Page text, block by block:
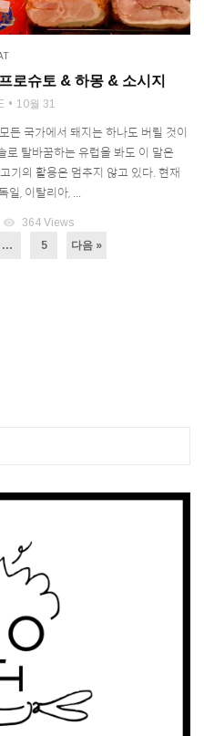
로슈토 & 하몽 & 소시지
10월 31
든 국가에서 돼지는 하나도 버릴 것이
로 탈바꿈하는 유럽을 봐도 이 말은
기의 활용은 멈추지 않고 있다. 현재
일, 이탈리아, ...
visibility
364 Views
… 5 다음 »